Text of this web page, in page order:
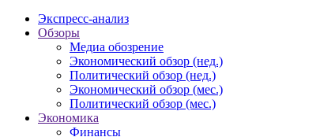
Экспресс-анализ
Обзоры
Медиа обозрение
Экономический обзор (нед.)
Политический обзор (нед.)
Экономический обзор (мес.)
Политический обзор (мес.)
Экономика
Финансы